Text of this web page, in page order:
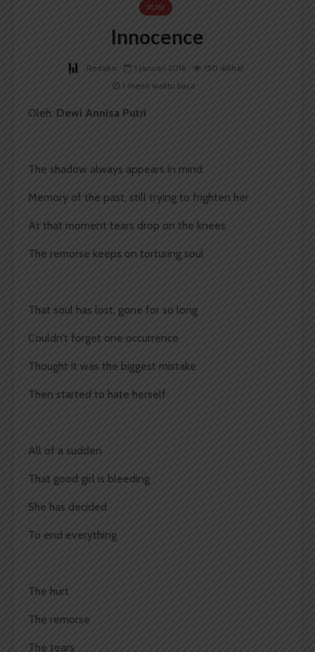
PUISI
Innocence
Redaksi 1 Januari 2016
150 dilihat
1 menit waktu baca
Oleh: Dewi Annisa Putri
The shadow always appears in mind
Memory of the past, still trying to frighten her
At that moment tears drop on the knees
The remorse keeps on torturing soul
That soul has lost, gone for so long
Couldn’t forget one occurrence
Thought it was the biggest mistake
Then started to hate herself
All of a sudden
That good girl is bleeding
She has decided
To end everything
The hurt
The remorse
The tears